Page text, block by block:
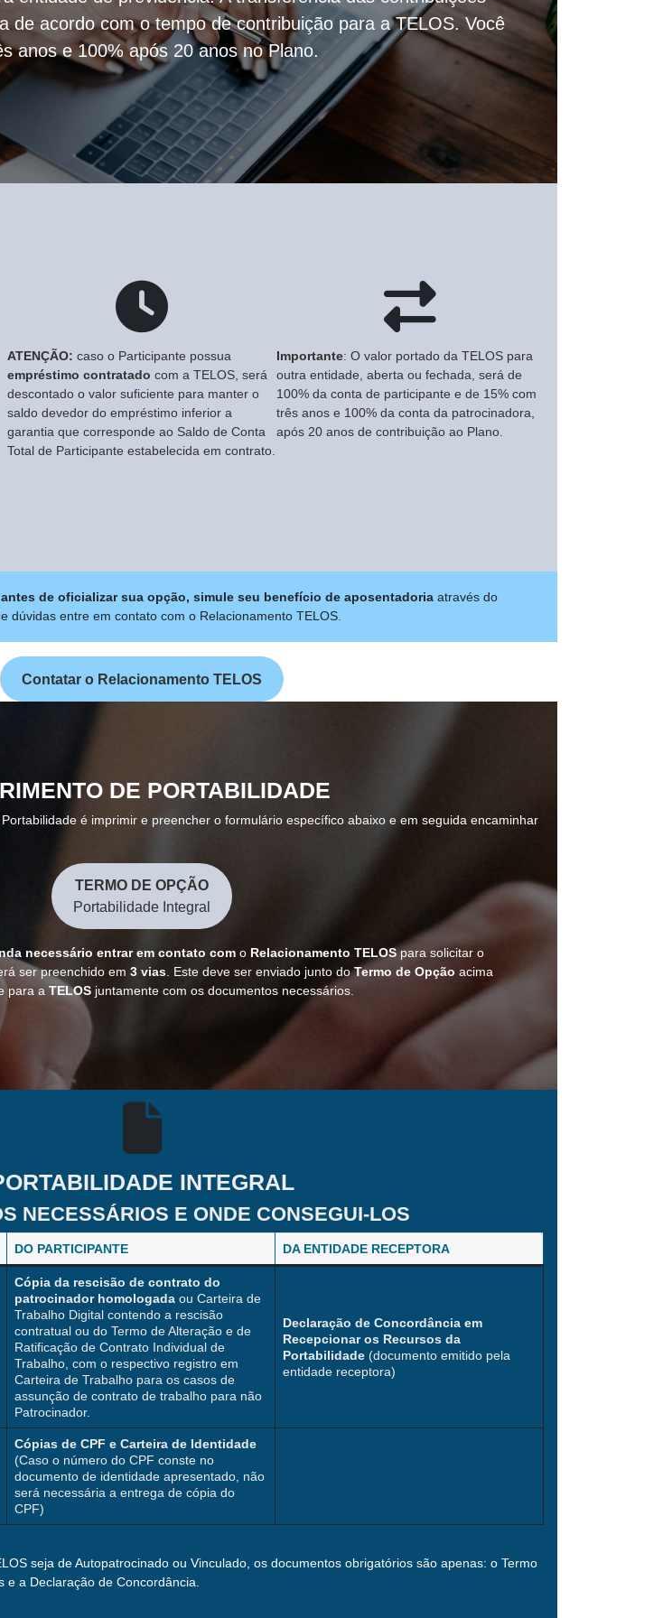
de acordo com o tempo de contribuição para a TELOS. Você
anos e 100% após 20 anos no Plano.
ATENÇÃO: caso o Participante possua
empréstimo contratado com a TELOS, será
descontado o valor suficiente para manter o
saldo devedor do empréstimo inferior a
garantia que corresponde ao Saldo de Conta
Total de Participante estabelecida em contrato.
Importante: O valor portado da TELOS para
outra entidade, aberta ou fechada, será de
100% da conta de participante e de 15% com
três anos e 100% da conta da patrocinadora,
após 20 anos de contribuição ao Plano.
antes de oficializar sua opção, simule seu benefício de aposentadoria através do
dúvidas entre em contato com o Relacionamento TELOS.
Contatar o Relacionamento TELOS
DE PORTABILIDADE
é imprimir e preencher o formulário específico abaixo e em seguida encaminhar
TERMO DE OPÇÃO
Portabilidade Integral
necessário entrar em contato como Relacionamento TELOSpara solicitar o
ser preenchido em3 vias . Este deve ser enviado junto doTermo de Opção acima
para aTELOS juntamente com os documentos necessários.
INTEGRAL
NECESSÁRIOS E ONDE CONSEGUI-LOS
DO PARTICIPANTE DA ENTIDADE RECEPTORA
Cópia da rescisão de contrato do
patrocinador homologada ou Carteira de
Trabalho Digital contendo a rescisão
contratual ou do Termo de Alteração e de
Ratificação de Contrato Individual de
Trabalho, com o respectivo registro em
Carteira de Trabalho para os casos de
assunção de contrato de trabalho para não
Patrocinador.
Declaração de Concordância em
Recepcionar os Recursos da
Portabilidade (documento emitido pela
entidade receptora)
Cópias de CPF e Carteira de Identidade
(Caso o número do CPF conste no
documento de identidade apresentado, não
será necessária a entrega de cópia do
CPF)
seja de Autopatrocinado ou Vinculado, os documentos obrigatórios são apenas: o Termo
e a Declaração de Concordância.